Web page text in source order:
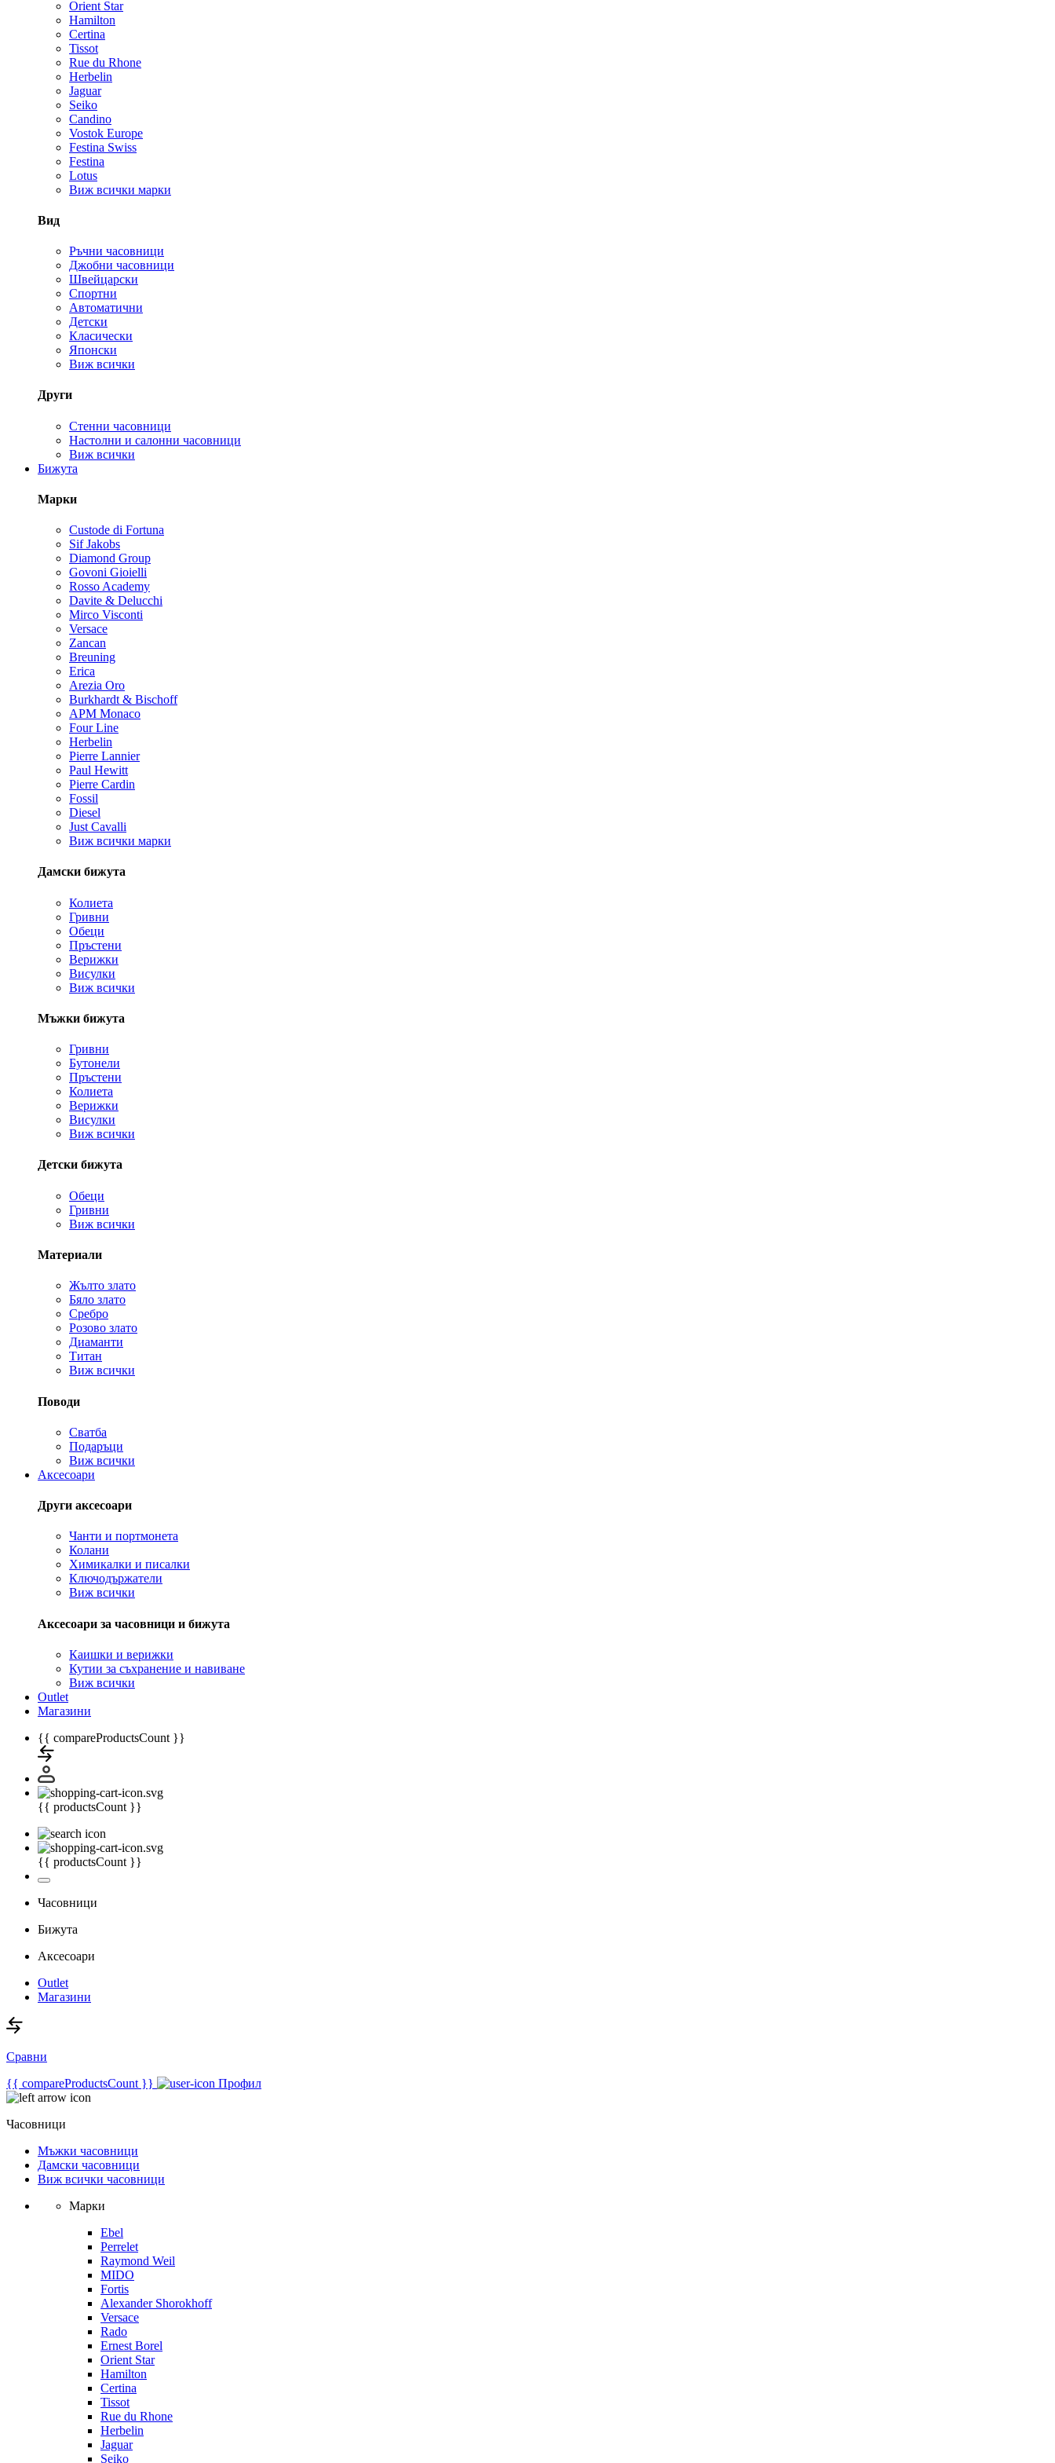
Orient Star
Hamilton
Certina
Tissot
Rue du Rhone
Herbelin
Jaguar
Seiko
Candino
Vostok Europe
Festina Swiss
Festina
Lotus
Виж всички марки
Вид
Ръчни часовници
Джобни часовници
Швейцарски
Спортни
Автоматични
Детски
Класически
Японски
Виж всички
Други
Стенни часовници
Настолни и салонни часовници
Виж всички
Бижута
Марки
Custode di Fortuna
Sif Jakobs
Diamond Group
Govoni Gioielli
Rosso Academy
Davite & Delucchi
Mirco Visconti
Versace
Zancan
Breuning
Erica
Arezia Oro
Burkhardt & Bischoff
APM Monaco
Four Line
Herbelin
Pierre Lannier
Paul Hewitt
Pierre Cardin
Fossil
Diesel
Just Cavalli
Виж всички марки
Дамски бижута
Колиета
Гривни
Обеци
Пръстени
Верижки
Висулки
Виж всички
Мъжки бижута
Гривни
Бутонели
Пръстени
Колиета
Верижки
Висулки
Виж всички
Детски бижута
Обеци
Гривни
Виж всички
Материали
Жълто злато
Бяло злато
Сребро
Розово злато
Диаманти
Титан
Виж всички
Поводи
Сватба
Подаръци
Виж всички
Аксесоари
Други аксесоари
Чанти и портмонета
Колани
Химикалки и писалки
Ключодържатели
Виж всички
Аксесоари за часовници и бижута
Каишки и верижки
Кутии за съхранение и навиване
Виж всички
Outlet
Магазини
{{ compareProductsCount }}
{{ productsCount }}
{{ productsCount }}
Часовници
Бижута
Аксесоари
Outlet
Магазини
Сравни
{{ compareProductsCount }}
Профил
Часовници
Мъжки часовници
Дамски часовници
Виж всички часовници
Марки
Ebel
Perrelet
Raymond Weil
MIDO
Fortis
Alexander Shorokhoff
Versace
Rado
Ernest Borel
Orient Star
Hamilton
Certina
Tissot
Rue du Rhone
Herbelin
Jaguar
Seiko